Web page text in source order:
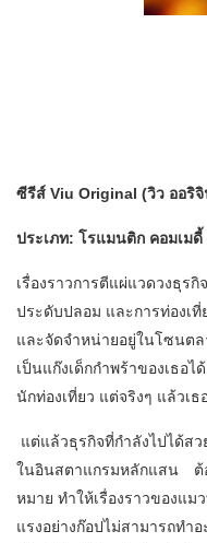
ซีรีส์ Viu Original (วิว ออริ
ประเภท: โรแมนติก คอมเม
เรื่องราวการตีแผ่แวดวงธุ
ประดับปลอม และการท่องเ
และจัดจำหน่ายอยู่ในโซนตล
เป็นแก๊งเด็กกำพร้าของเธอไ
นักท่องเที่ยว แต่จริงๆ แล้วเ
แต่แล้วธุรกิจที่กำลังไปได้ส
ในอินสตาแกรมหลักแสน ต้อ
หมาย ทำให้เรื่องราวของแ
แรงอย่างก๊อปไม่สามารถทำ